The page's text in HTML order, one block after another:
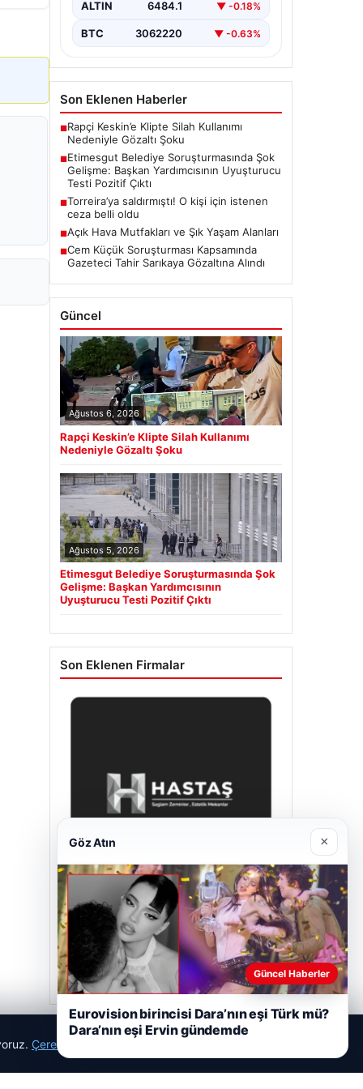
kapsamlı soruşturma, yeni ve çarpıcı
Başkan Yardımcısı…
ALTIN 6484.1 ▼ -0.18%
BTC 3062220 ▼ -0.63%
Son Eklenen Haberler
■Rapçi Keskin’e Klipte Silah Kullanımı
Nedeniyle Gözaltı Şoku
■Etimesgut Belediye Soruşturmasında Şok
Gelişme: Başkan Yardımcısının Uyuşturucu
Testi Pozitif Çıktı
■Torreira’ya saldırmıştı! O kişi için istenen
ceza belli oldu
■Açık Hava Mutfakları ve Şık Yaşam Alanları
■Cem Küçük Soruşturması Kapsamında
Gazeteci Tahir Sarıkaya Gözaltına Alındı
Güncel
Ağustos 6, 2026
Rapçi Keskin’e Klipte Silah Kullanımı
Nedeniyle Gözaltı Şoku
Ağustos 5, 2026
Etimesgut Belediye Soruşturmasında Şok
Gelişme: Başkan Yardımcısının
Uyuşturucu Testi Pozitif Çıktı
Son Eklenen Firmalar
Hastaş Beton
Mayıs 26, 2026
Çerez Politikamız
Göz Atın ×
Güncel Haberler
Eurovision birincisi Dara’nın eşi Türk mü?
Dara’nın eşi Ervin gündemde